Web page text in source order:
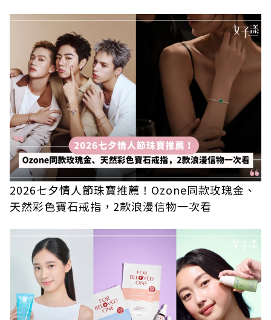
2026七夕情人節珠寶推薦！Ozone同款玫瑰金、
天然彩色寶石戒指，2款浪漫信物一次看